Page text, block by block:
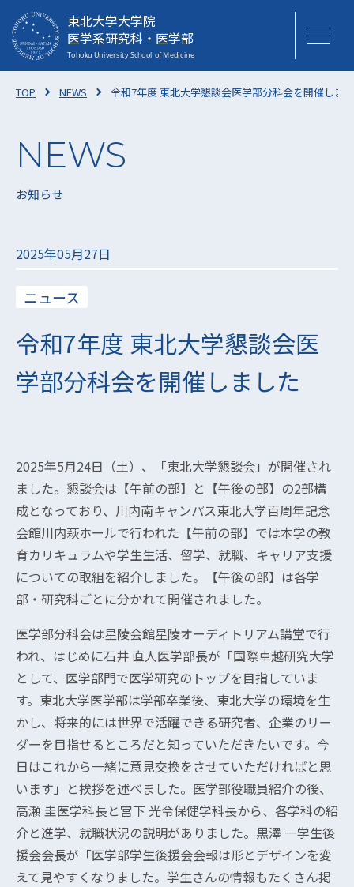
東北大学大学院
医学系研究科・医学部
TOP NEWS 令和7年度 東北大学懇談会医学部分科会を開催しま
お知らせ
2025年05月27日
ニュース
令和7年度 東北大学懇談会医
学部分科会を開催しました
2025年5月24日（土）、「東北大学懇談会」が開催され
ました。懇談会は【午前の部】と【午後の部】の2部構
成となっており、川内南キャンパス東北大学百周年記念
会館川内萩ホールで行われた【午前の部】では本学の教
育カリキュラムや学生生活、留学、就職、キャリア支援
についての取組を紹介しました。【午後の部】は各学
部・研究科ごとに分かれて開催されました。
医学部分科会は星陵会館星陵オーディトリアム講堂で行
われ、はじめに石井 直人医学部長が「国際卓越研究大学
として、医学部門で医学研究のトップを目指していま
す。東北大学医学部は学部卒業後、東北大学の環境を生
かし、将来的には世界で活躍できる研究者、企業のリー
ダーを目指せるところだと知っていただきたいです。今
日はこれから一緒に意見交換をさせていただければと思
います」と挨拶を述べました。医学部役職員紹介の後、
高瀬 圭医学科長と宮下 光令保健学科長から、各学科の紹
介と進学、就職状況の説明がありました。黒澤 一学生後
援会会長が「医学部学生後援会会報は形とデザインを変
えて見やすくなりました。学生さんの情報もたくさん掲